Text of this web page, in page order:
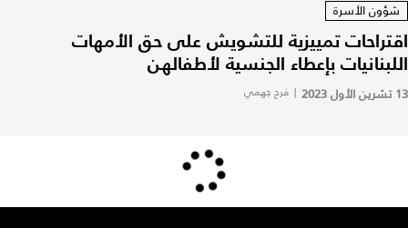
شؤون الأسرة
اقتراحات تمييزية للتشويش على حق الأمهات
اللبنانيات بإعطاء الجنسية لأطفالهن
13 تشرين الأول 2023 | فرح جهمي